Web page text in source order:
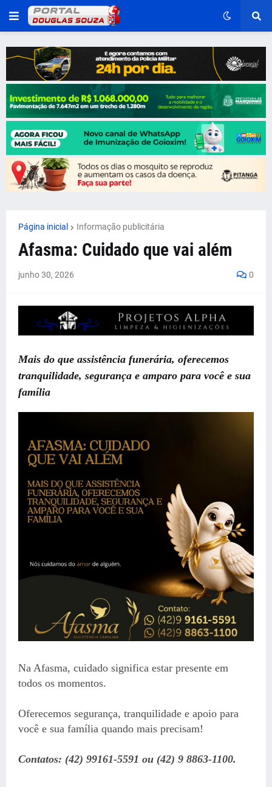
Página inicial Informação publicitária
Afasma: Cuidado que vai além
junho 30, 2026 0
Mais do que assistência funerária, oferecemos
tranquilidade, segurança e amparo para você e sua
família
Na Afasma, cuidado significa estar presente em
todos os momentos.
Oferecemos segurança, tranquilidade e apoio para
você e sua família quando mais precisam!
Contatos: (42) 99161-5591 ou (42) 9 8863-1100.